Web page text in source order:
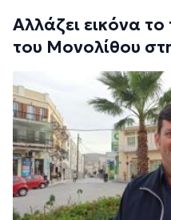
Αλλάζει εικόνα
του Μονολίθου